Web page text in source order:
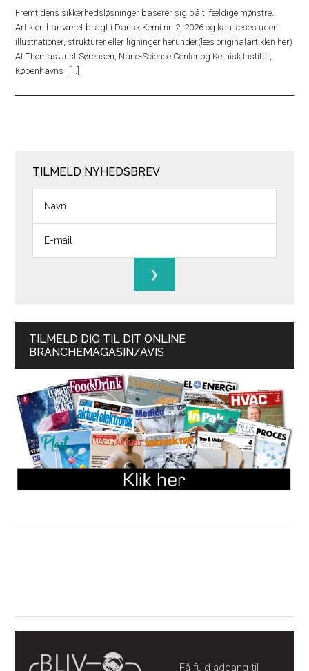
Fremtidens sikkerhedsløsninger baserer sig på tilfældige mønstre.
Artiklen har været bragt i Dansk Kemi nr. 2, 2026 og kan læses uden
illustrationer, strukturer eller ligninger herunder(læs originalartiklen her)
Af Thomas Just Sørensen, Nano-Science Center og Kemisk Institut,
Københavns
TILMELD NYHEDSBREV
TILMELD DIG TIL DIT ONLINE
BRANCHEMAGASIN/AVIS
Få fuld adgang til